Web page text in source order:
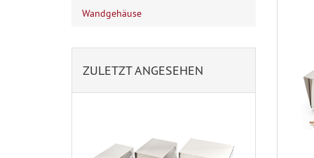
Wandgehäuse
ZULETZT ANGESEHEN